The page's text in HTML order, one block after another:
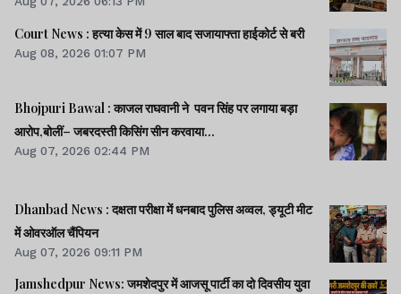
Court News : हत्या केस में 9 साल बाद सजायाफ्ता हाईकोर्ट से बरी
Aug 08, 2026 01:07 PM
Bhojpuri Bawal : काजल राघवानी ने पवन सिंह पर लगाया बड़ा
आरोप,बोलीं– जबरदस्ती किसिंग सीन करवाया...
Aug 07, 2026 02:44 PM
Dhanbad News : दक्षता परीक्षा में धनबाद पुलिस अव्वल, ड्यूटी मीट
में ओवरऑल चैंपियन
Aug 07, 2026 09:11 PM
Jamshedpur News: जमशेदपुर में आजसू पार्टी का दो दिवसीय युवा